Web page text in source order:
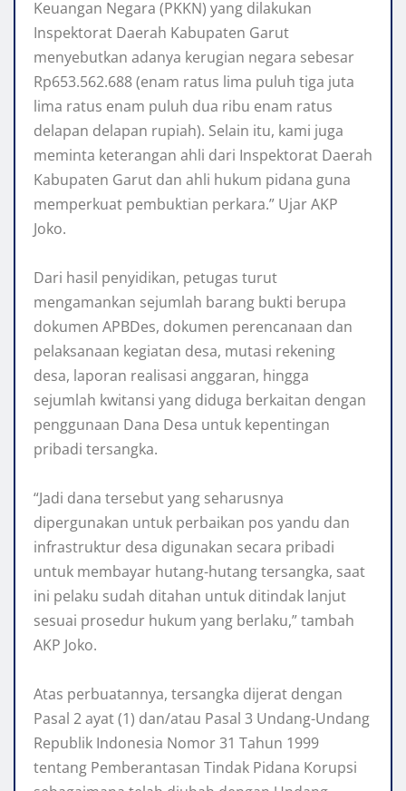
Keuangan Negara (PKKN) yang dilakukan
Inspektorat Daerah Kabupaten Garut
menyebutkan adanya kerugian negara sebesar
Rp653.562.688 (enam ratus lima puluh tiga juta
lima ratus enam puluh dua ribu enam ratus
delapan delapan rupiah). Selain itu, kami juga
meminta keterangan ahli dari Inspektorat Daerah
Kabupaten Garut dan ahli hukum pidana guna
memperkuat pembuktian perkara.” Ujar AKP
Joko.
‎Dari hasil penyidikan, petugas turut
mengamankan sejumlah barang bukti berupa
dokumen APBDes, dokumen perencanaan dan
pelaksanaan kegiatan desa, mutasi rekening
desa, laporan realisasi anggaran, hingga
sejumlah kwitansi yang diduga berkaitan dengan
penggunaan Dana Desa untuk kepentingan
pribadi tersangka.
‎“Jadi dana tersebut yang seharusnya
dipergunakan untuk perbaikan pos yandu dan
infrastruktur desa digunakan secara pribadi
untuk membayar hutang-hutang tersangka, saat
ini pelaku sudah ditahan untuk ditindak lanjut
sesuai prosedur hukum yang berlaku,” tambah
AKP Joko.
‎Atas perbuatannya, tersangka dijerat dengan
Pasal 2 ayat (1) dan/atau Pasal 3 Undang-Undang
Republik Indonesia Nomor 31 Tahun 1999
tentang Pemberantasan Tindak Pidana Korupsi